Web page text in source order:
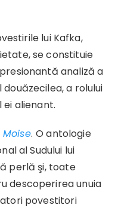
lui Kafka,
se constituie
analiză a
a rolului
ei alienant.
. O antologie
al Sudului lui
perlă şi, toate
descoperirea unuia
povestitori